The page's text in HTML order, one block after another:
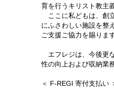
育を行うキリスト教主
ここに私どもは、創
にふさわしい施設を整
ご支援ご協力を賜りま
エフレジは、今後更
性の向上および収納業
＜ F-REGI 寄付支払い